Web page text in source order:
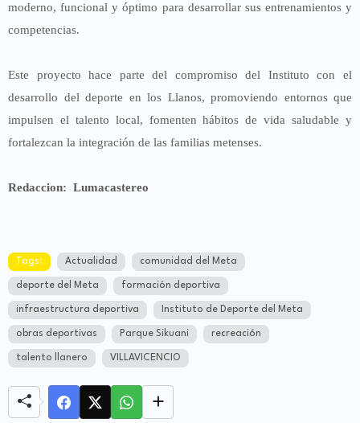
moderno, funcional y óptimo para desarrollar sus entrenamientos y
competencias.
Este proyecto hace parte del compromiso del Instituto con el
desarrollo del deporte en los Llanos, promoviendo entornos que
impulsen el talento local, fomenten hábitos de vida saludable y
fortalezcan la integración de las familias metenses.
Redaccion: Lumacastereo
Tags: Actualidad comunidad del Meta
deporte del Meta formación deportiva
infraestructura deportiva Instituto de Deporte del Meta
obras deportivas Parque Sikuani recreación
talento llanero VILLAVICENCIO